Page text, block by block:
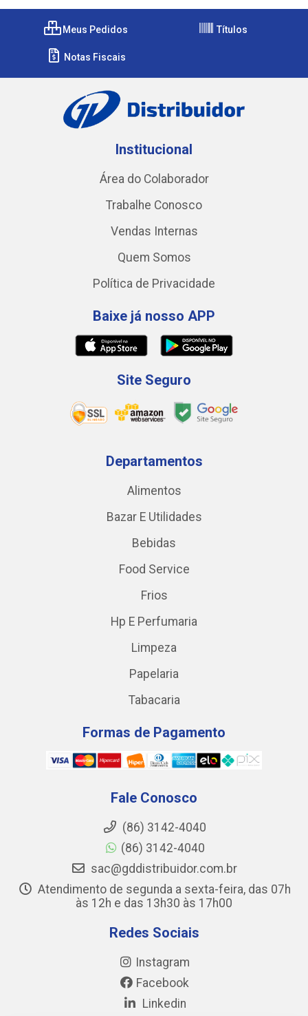
Meus Pedidos Títulos
Notas Fiscais
Institucional
Área do Colaborador
Trabalhe Conosco
Vendas Internas
Quem Somos
Política de Privacidade
Baixe já nosso APP
Site Seguro
Departamentos
Alimentos
Bazar E Utilidades
Bebidas
Food Service
Frios
Hp E Perfumaria
Limpeza
Papelaria
Tabacaria
Formas de Pagamento
Fale Conosco
(86) 3142-4040
(86) 3142-4040
sac@gddistribuidor.com.br
Atendimento de segunda a sexta-feira, das 07h
às 12h e das 13h30 às 17h00
Redes Sociais
Instagram
Facebook
Linkedin